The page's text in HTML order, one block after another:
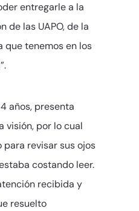
entregarle a la
de las UAPO, de la
tenemos en los
años, presenta
visión, por lo cual
revisar sus ojos
costando leer.
recibida y
resuelto